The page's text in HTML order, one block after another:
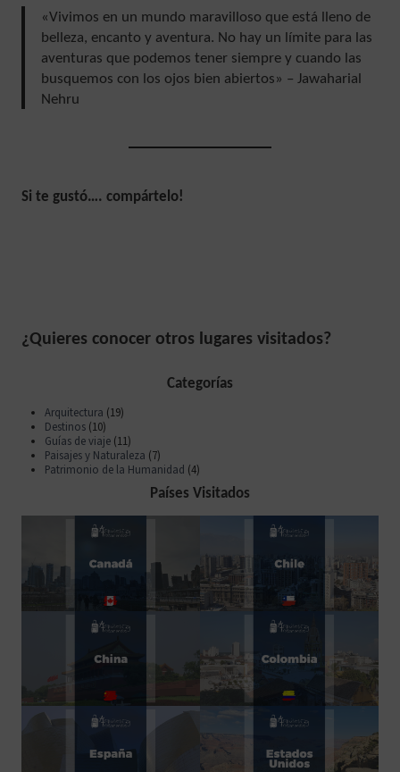
«Vivimos en un mundo maravilloso que está lleno de
belleza, encanto y aventura. No hay un límite para las
aventuras que podemos tener siempre y cuando las
busquemos con los ojos bien abiertos» – Jawaharial
Nehru
Si te gustó…. compártelo!
¿Quieres conocer otros lugares visitados?
Categorías
Arquitectura (19)
Destinos(10)
Guías de viaje(11)
Paisajes y Naturaleza (7)
Patrimonio de la Humanidad (4)
Países Visitados